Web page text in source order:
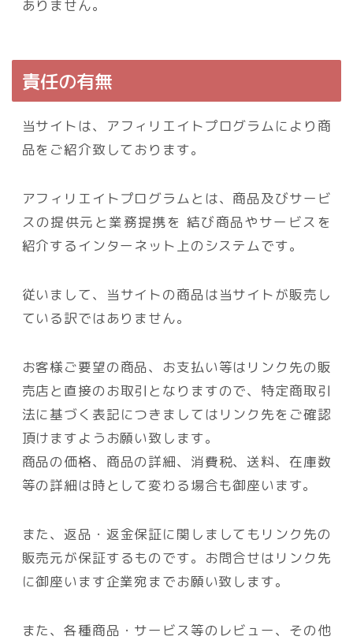
ありません。
責任の有無
当サイトは、アフィリエイトプログラムにより商
品をご紹介致しております。
アフィリエイトプログラムとは、商品及びサービ
スの提供元と業務提携を 結び商品やサービスを
紹介するインターネット上のシステムです。
従いまして、当サイトの商品は当サイトが販売し
ている訳ではありません。
お客様ご要望の商品、お支払い等はリンク先の販
売店と直接のお取引となりますので、特定商取引
法に基づく表記につきましてはリンク先をご確認
頂けますようお願い致します。
商品の価格、商品の詳細、消費税、送料、在庫数
等の詳細は時として変わる場合も御座います。
また、返品・返金保証に関しましてもリンク先の
販売元が保証するものです。お問合せはリンク先
に御座います企業宛までお願い致します。
また、各種商品・サービス等のレビュー、その他